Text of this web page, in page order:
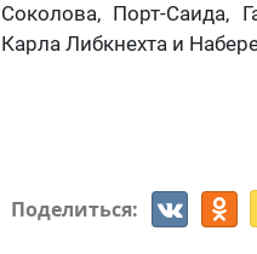
Соколова, Порт-Саида,
Карла Либкнехта и
Поделиться: